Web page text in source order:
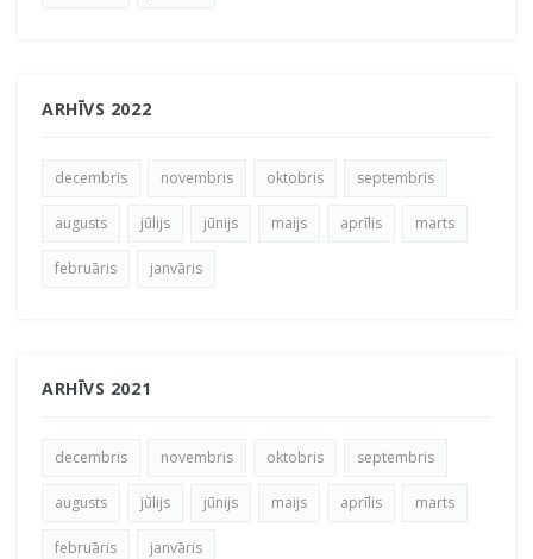
ARHĪVS 2022
decembris novembris oktobris septembris
augusts jūlijs jūnijs maijs aprīlis marts
februāris janvāris
ARHĪVS 2021
decembris novembris oktobris septembris
augusts jūlijs jūnijs maijs aprīlis marts
februāris janvāris